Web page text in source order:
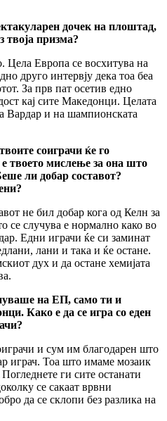
дочек на плоштад,
твоја призма?
Европа се восхитува на
друго интервју дека тоа беа
За прв пат осетив едно
кај сите Македонци. Целата
Вардар и на шампионската
соиграчи ќе го
твоето мислење за она што
ли добар составот?
не бил добар кога од Келн за
се случува е нормално како во
Едни играчи ќе си заминат
лани и така и ќе остане.
дух и да остане хемијата
на ЕП, само ти и
Како е да се игра со еден
и сум им благодарен што
играч. Тоа што имаме мозаик
ги сите останати
се сакаат врвни
да се склопи без разлика на